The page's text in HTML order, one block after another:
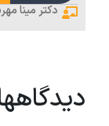
دکتر مینا